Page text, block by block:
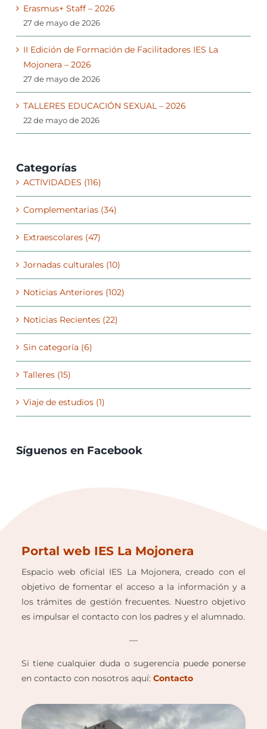
Erasmus+ Staff – 2026
27 de mayo de 2026
II Edición de Formación de Facilitadores IES La
Mojonera – 2026
27 de mayo de 2026
TALLERES EDUCACIÓN SEXUAL – 2026
22 de mayo de 2026
Categorías
ACTIVIDADES (116)
Complementarias (34)
Extraescolares (47)
Jornadas culturales (10)
Noticias Anteriores (102)
Noticias Recientes (22)
Sin categoría (6)
Talleres (15)
Viaje de estudios (1)
Síguenos en Facebook
Portal web IES La Mojonera
Espacio web oficial IES La Mojonera, creado con el
objetivo de fomentar el acceso a la información y a
los trámites de gestión frecuentes. Nuestro objetivo
es impulsar el contacto con los padres y el alumnado.
—
Si tiene cualquier duda o sugerencia puede ponerse
en contacto con nosotros aquí: Contacto